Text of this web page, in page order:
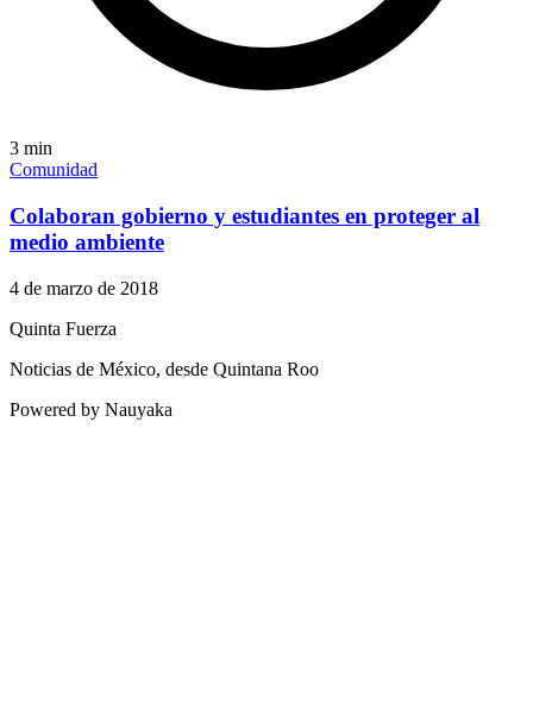
3 min
Comunidad
Colaboran gobierno y estudiantes en proteger al
medio ambiente
4 de marzo de 2018
Quinta Fuerza
Noticias de México, desde Quintana Roo
Powered by Nauyaka